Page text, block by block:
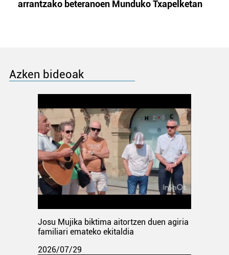
arrantzako beteranoen Munduko Txapelketan
Azken bideoak
Josu Mujika biktima aitortzen duen agiria
familiari emateko ekitaldia
2026/07/29